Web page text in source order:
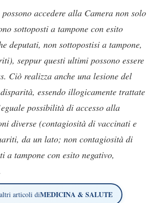
accedere alla Camera non solo
sottoposti a tampone con esito
deputati, non sottopostisi a tampone,
seppur questi ultimi possono essere
Ciò realizza anche una lesione del
essendo illogicamente trattate
possibilità di accesso alla
diverse (contagiosità di vaccinati e
da un lato; non contagiosità di
a tampone con esito negativo,
articoli diMEDICINA & SALUTE